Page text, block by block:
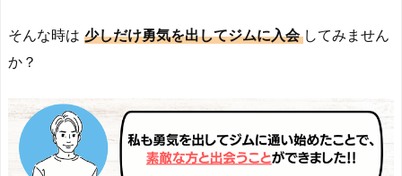
そんな時は 少しだけ勇気を出してジムに入会してみません
か？